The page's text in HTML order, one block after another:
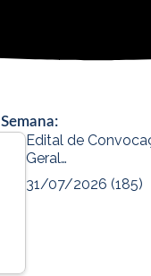
Edital de
Geral…
31/07/2026 (185)